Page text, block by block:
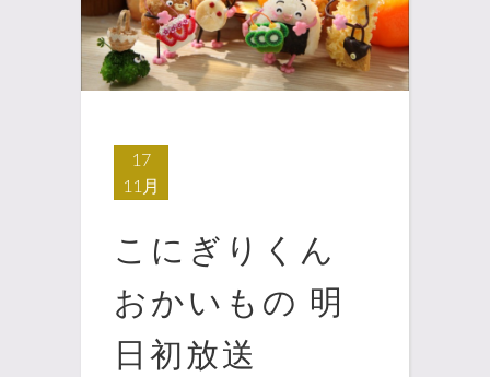
17
11月
こにぎりくん
おかいもの 明
日初放送